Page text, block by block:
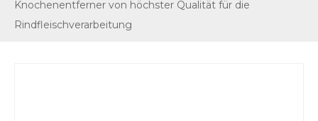
Knochenentferner von höchster Qualität für die
Rindfleischverarbeitung